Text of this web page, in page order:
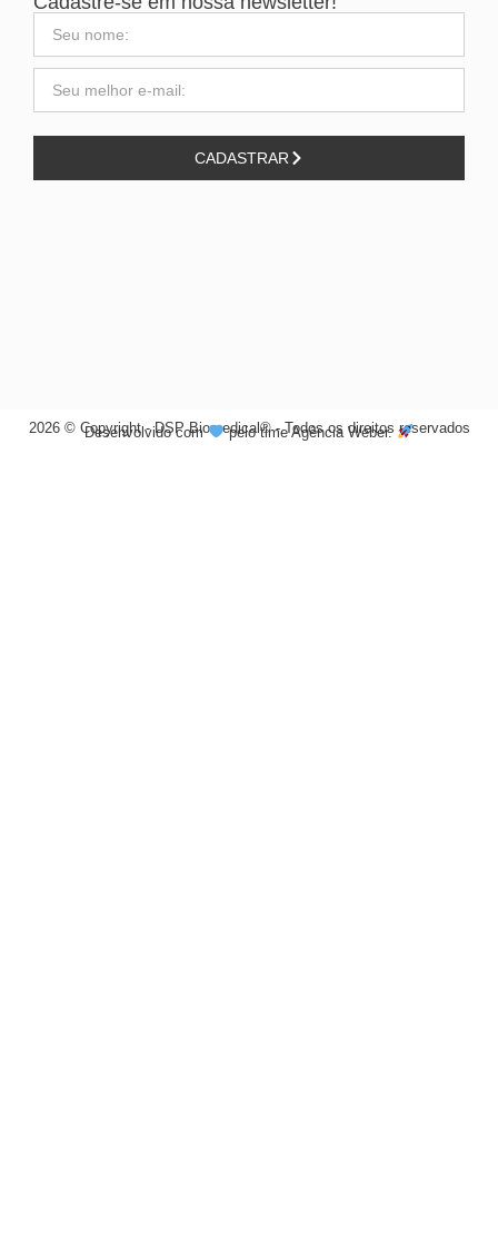
CADASTRAR
2026 © Copyright - DSP Biomedical® - Todos os direitos reservados
Desenvolvido com pelo time Agência Weber.